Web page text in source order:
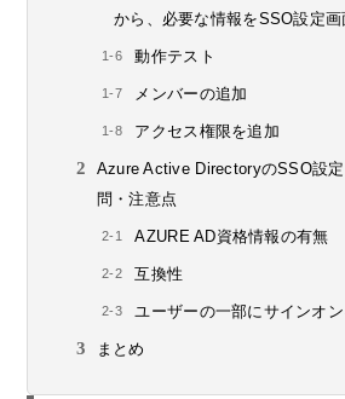
から、必要な情報をSSO設定
動作テスト
メンバーの追加
アクセス権限を追加
Azure Active DirectoryのSSO設
問・注意点
AZURE AD資格情報の有無
互換性
ユーザーの一部にサインオ
まとめ